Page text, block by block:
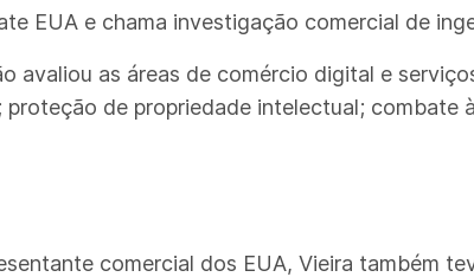
EUA e chama investigação comercial de
avaliou as áreas de comércio digital e
proteção de propriedade intelectual;
comercial dos EUA, Vieira também